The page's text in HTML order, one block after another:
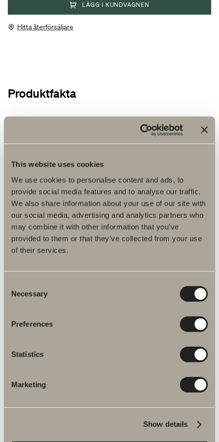
This website uses cookies
We use cookies to personalise content and ads, to
provide social media features and to analyse our traffic.
We also share information about your use of our site with
our social media, advertising and analytics partners who
may combine it with other information that you’ve
provided to them or that they’ve collected from your use
of their services.
Selection
Necessary
Preferences
Statistics
Marketing
Show details
LÄGG I KUNDVAGNEN
Hitta återförsäljare
Produktfakta
Energimärkning
Monteringsanvisningar
DWG-filer